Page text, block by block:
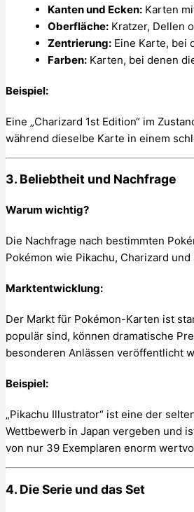
Kanten und Ecken: Karten
Oberfläche: Kratzer, Dellen
Zentrierung: Eine Karte, bei
Farben: Karten, bei denen
Beispiel:
Eine „Charizard 1st Edition“ im
während dieselbe Karte in einem
3. Beliebtheit und Nachfrage
Warum wichtig?
Die Nachfrage nach bestimmten
Pokémon wie Pikachu, Charizard
Marktentwicklung:
Der Markt für Pokémon-Karten ist
populär sind, können dramatische
besonderen Anlässen veröffentlicht
Beispiel:
„Pikachu Illustrator“ ist eine der
Wettbewerb in Japan vergeben und
von nur 39 Exemplaren enorm
4. Die Serie und das Set